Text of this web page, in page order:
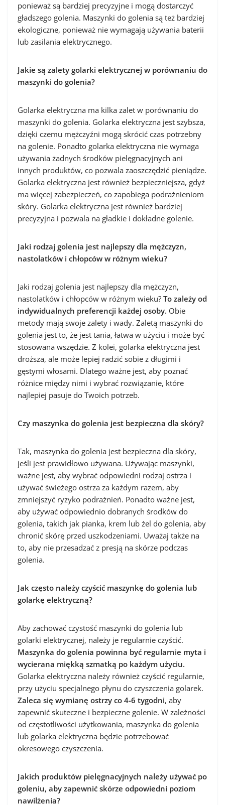
ponieważ są bardziej precyzyjne i mogą dostarczyć
gładszego golenia. Maszynki do golenia są też bardziej
ekologiczne, ponieważ nie wymagają używania baterii
lub zasilania elektrycznego.
Jakie są zalety golarki elektrycznej w porównaniu do
maszynki do golenia?
Golarka elektryczna ma kilka zalet w porównaniu do
maszynki do golenia. Golarka elektryczna jest szybsza,
dzięki czemu mężczyźni mogą skrócić czas potrzebny
na golenie. Ponadto golarka elektryczna nie wymaga
używania żadnych środków pielęgnacyjnych ani
innych produktów, co pozwala zaoszczędzić pieniądze.
Golarka elektryczna jest również bezpieczniejsza, gdyż
ma więcej zabezpieczeń, co zapobiega podrażnieniom
skóry. Golarka elektryczna jest również bardziej
precyzyjna i pozwala na gładkie i dokładne golenie.
Jaki rodzaj golenia jest najlepszy dla mężczyzn,
nastolatków i chłopców w różnym wieku?
Jaki rodzaj golenia jest najlepszy dla mężczyzn,
nastolatków i chłopców w różnym wieku? To zależy od
indywidualnych preferencji każdej osoby. Obie
metody mają swoje zalety i wady. Zaletą maszynki do
golenia jest to, że jest tania, łatwa w użyciu i może być
stosowana wszędzie. Z kolei, golarka elektryczna jest
droższa, ale może lepiej radzić sobie z długimi i
gęstymi włosami. Dlatego ważne jest, aby poznać
różnice między nimi i wybrać rozwiązanie, które
najlepiej pasuje do Twoich potrzeb.
Czy maszynka do golenia jest bezpieczna dla skóry?
Tak, maszynka do golenia jest bezpieczna dla skóry,
jeśli jest prawidłowo używana. Używając maszynki,
ważne jest, aby wybrać odpowiedni rodzaj ostrza i
używać świeżego ostrza za każdym razem, aby
zmniejszyć ryzyko podrażnień. Ponadto ważne jest,
aby używać odpowiednio dobranych środków do
golenia, takich jak pianka, krem lub żel do golenia, aby
chronić skórę przed uszkodzeniami. Uważaj także na
to, aby nie przesadzać z presją na skórze podczas
golenia.
Jak często należy czyścić maszynkę do golenia lub
golarkę elektryczną?
Aby zachować czystość maszynki do golenia lub
golarki elektrycznej, należy je regularnie czyścić.
Maszynka do golenia powinna być regularnie myta i
wycierana miękką szmatką po każdym użyciu.
Golarka elektryczna należy również czyścić regularnie,
przy użyciu specjalnego płynu do czyszczenia golarek.
Zaleca się wymianę ostrzy co 4-6 tygodni, aby
zapewnić skuteczne i bezpieczne golenie. W zależności
od częstotliwości użytkowania, maszynka do golenia
lub golarka elektryczna będzie potrzebować
okresowego czyszczenia.
Jakich produktów pielęgnacyjnych należy używać po
goleniu, aby zapewnić skórze odpowiedni poziom
nawilżenia?